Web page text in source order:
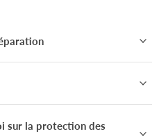
sur la protection des